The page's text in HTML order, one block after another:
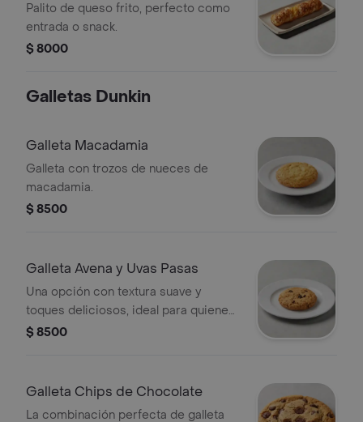
Palito de queso frito, perfecto como
entrada o snack.
$ 8000
Galletas Dunkin
Galleta Macadamia
Galleta con trozos de nueces de
macadamia.
$ 8500
Galleta Avena y Uvas Pasas
Una opción con textura suave y
toques deliciosos, ideal para quienes
buscan un antojo más equilibrado.
$ 8500
Galleta Chips de Chocolate
La combinación perfecta de galleta